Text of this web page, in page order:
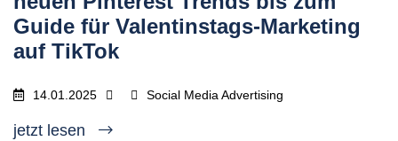
Guide für Valentinstags-Marketing
auf TikTok
14.01.2025 Social Media Advertising
jetzt lesen